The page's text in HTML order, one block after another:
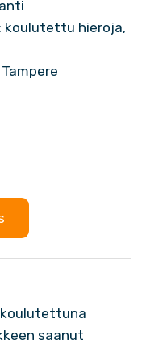
koulutettu hieroja,
saanut